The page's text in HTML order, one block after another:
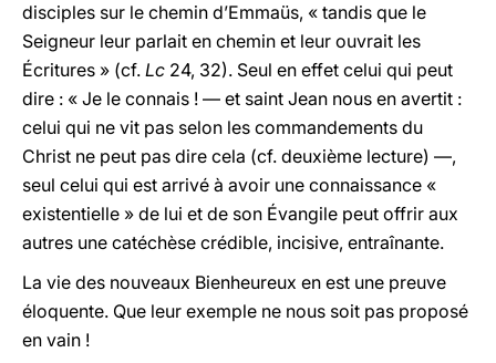
disciples sur le chemin d’Emmaüs, « tandis que le
Seigneur leur parlait en chemin et leur ouvrait les
Écritures » (cf. Lc 24, 32). Seul en effet celui qui peut
dire : « Je le connais ! — et saint Jean nous en avertit :
celui qui ne vit pas selon les commandements du
Christ ne peut pas dire cela (cf. deuxième lecture) —,
seul celui qui est arrivé à avoir une connaissance «
existentielle » de lui et de son Évangile peut offrir aux
autres une catéchèse crédible, incisive, entraînante.
La vie des nouveaux Bienheureux en est une preuve
éloquente. Que leur exemple ne nous soit pas proposé
en vain !